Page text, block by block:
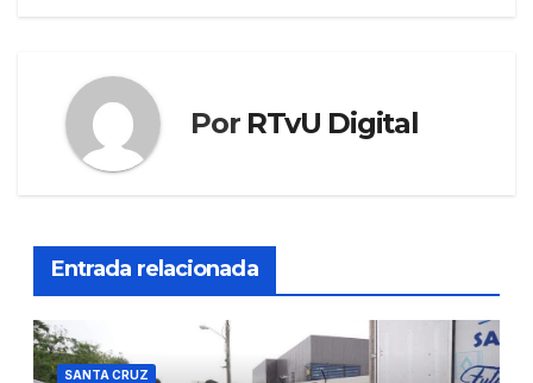
Por RTvU Digital
Entrada relacionada
SANTA CRUZ